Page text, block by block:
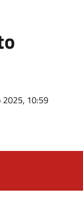
2025, 10:59